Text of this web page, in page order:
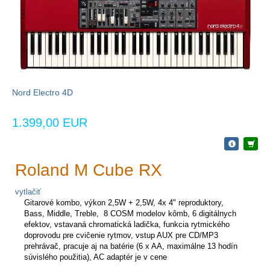
Nord Electro 4D
1.399,00 EUR
Roland M Cube RX
vytlačiť
Gitarové kombo, výkon 2,5W + 2,5W, 4x 4" reproduktory,
Bass, Middle, Treble,
8 COSM modelov kômb, 6 digitálnych
efektov, vstavaná chromatická ladička, funkcia rytmického
doprovodu pre cvičenie rytmov, vstup AUX pre CD/MP3
prehrávač, pracuje aj na batérie (6 x AA, maximálne 13 hodín
súvislého použitia), AC adaptér je v cene